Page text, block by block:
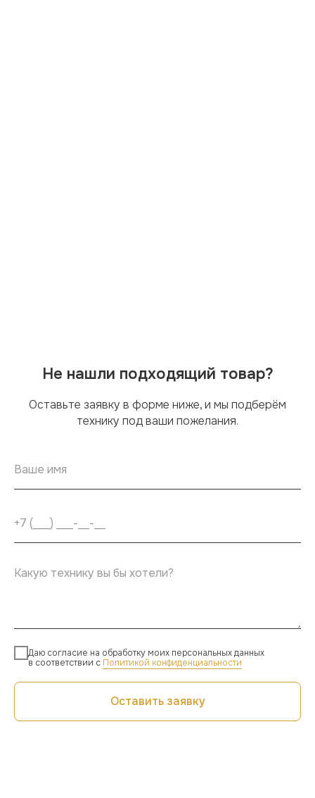
Не нашли подходящий товар?
Оставьте заявку в форме ниже, и мы подберём
технику под ваши пожелания.
Даю согласие на обработку моих персональных данных
в соответствии с Политикой конфиденциальности
Оставить заявку